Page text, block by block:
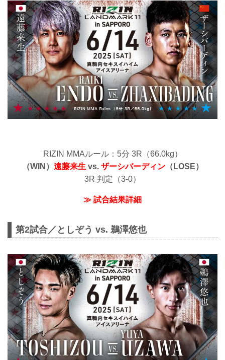
RIZIN MMAルール：5分 3R（66.0kg）
（WIN） 遠藤来生vs. ザーシバーディン（LOSE）
3R 判定（3-0）
≫ 試合結果詳細
第2試合／としぞう vs. 鵜澤悠也